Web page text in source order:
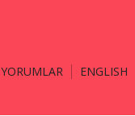
YORUMLAR ENGLISH